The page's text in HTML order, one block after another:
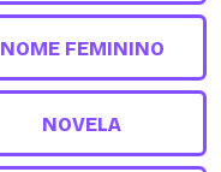
NOME FEMININO
NOVELA